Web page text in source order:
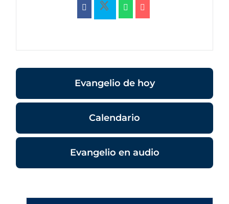
Evangelio de hoy
Calendario
Evangelio en audio